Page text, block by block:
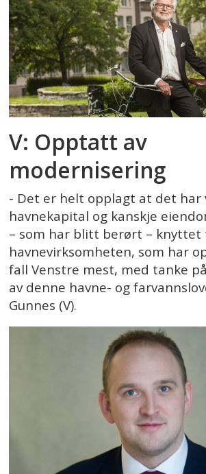
V: Opptatt av
modernisering
- Det er helt opplagt at det
havnekapital og kanskje
– som har blitt berørt – knyttet
havnevirksomheten, som har
fall Venstre mest, med tanke
av denne havne- og
Gunnes (V).